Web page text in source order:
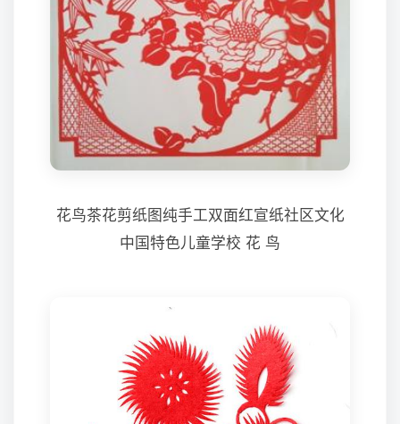
花鸟茶花剪纸图纯手工双面红宣纸社区文化
中国特色儿童学校 花 鸟